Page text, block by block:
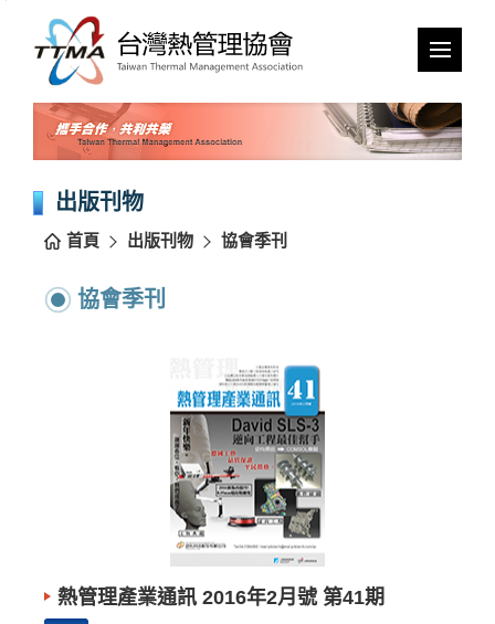
跳
出版刊物
首頁 出版刊物 協會季刊
協會季刊
熱管理產業通訊 2016年2月號 第41期